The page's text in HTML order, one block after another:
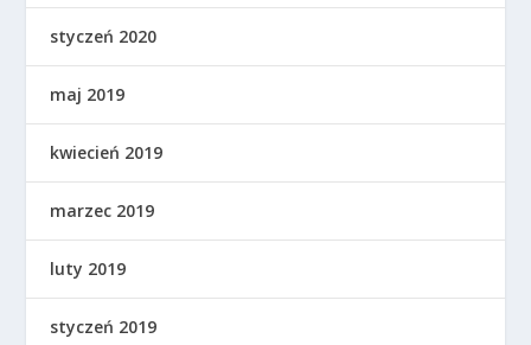
styczeń 2020
maj 2019
kwiecień 2019
marzec 2019
luty 2019
styczeń 2019